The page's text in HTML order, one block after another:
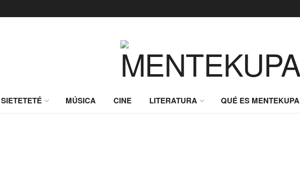
SIETETETÉ MÚSICA CINE LITERATURA QUÉ ES MENTEKUPA